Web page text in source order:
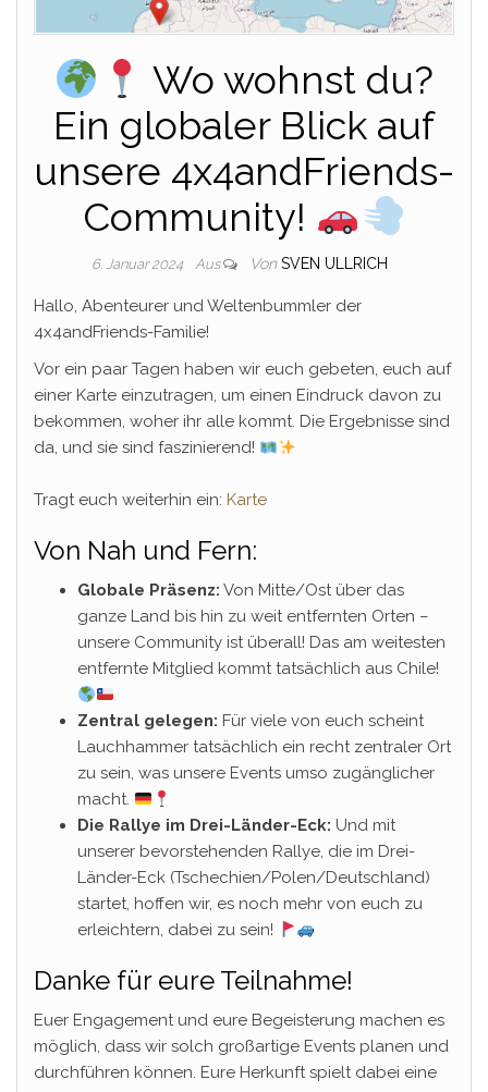
Wo wohnst du?
Ein globaler Blick auf
unsere 4x4andFriends-
Community!
6. Januar 2024 Aus Von SVEN ULLRICH
Hallo, Abenteurer und Weltenbummler der
4x4andFriends-Familie!
Vor ein paar Tagen haben wir euch gebeten, euch auf
einer Karte einzutragen, um einen Eindruck davon zu
bekommen, woher ihr alle kommt. Die Ergebnisse sind
da, und sie sind faszinierend!
Tragt euch weiterhin ein: Karte
Von Nah und Fern:
Globale Präsenz: Von Mitte/Ost über das
ganze Land bis hin zu weit entfernten Orten –
unsere Community ist überall! Das am weitesten
entfernte Mitglied kommt tatsächlich aus Chile!
Zentral gelegen: Für viele von euch scheint
Lauchhammer tatsächlich ein recht zentraler Ort
zu sein, was unsere Events umso zugänglicher
macht.
Die Rallye im Drei-Länder-Eck: Und mit
unserer bevorstehenden Rallye, die im Drei-
Länder-Eck (Tschechien/Polen/Deutschland)
startet, hoffen wir, es noch mehr von euch zu
erleichtern, dabei zu sein!
Danke für eure Teilnahme!
Euer Engagement und eure Begeisterung machen es
möglich, dass wir solch großartige Events planen und
durchführen können. Eure Herkunft spielt dabei eine